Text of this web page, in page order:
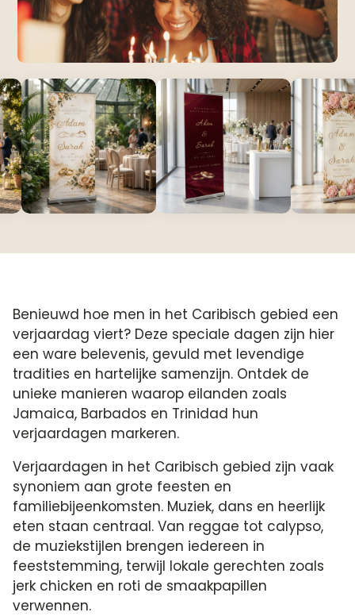
Benieuwd hoe men in het Caribisch gebied een
verjaardag viert? Deze speciale dagen zijn hier
een ware belevenis, gevuld met levendige
tradities en hartelijke samenzijn.​ Ontdek de
unieke manieren waarop eilanden zoals
Jamaica, Barbados en Trinidad hun
verjaardagen markeren.​
Verjaardagen in het Caribisch gebied zijn vaak
synoniem aan grote feesten en
familiebijeenkomsten.​ Muziek, dans en heerlijk
eten staan centraal.​ Van reggae tot calypso,
de muziekstijlen brengen iedereen in
feeststemming, terwijl lokale gerechten zoals
jerk chicken en roti de smaakpapillen
verwennen.​